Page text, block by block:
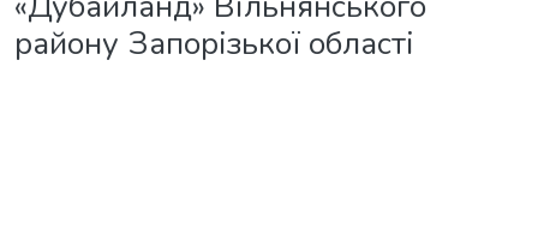
району Запорізької області